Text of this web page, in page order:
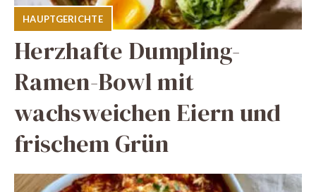
HAUPTGERICHTE
Herzhafte Dumpling-
Ramen-Bowl mit
wachsweichen Eiern und
frischem Grün